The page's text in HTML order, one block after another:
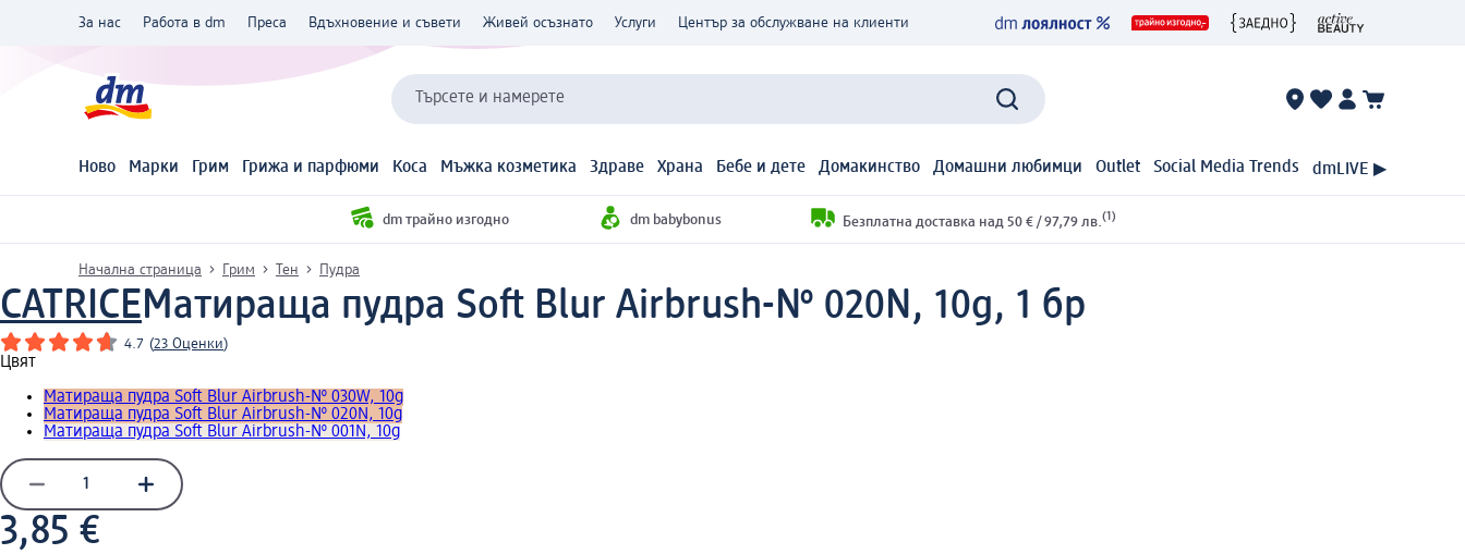
За нас Работа в dm Преса Вдъхновение и съвети Живей осъзнато Услуги Център за обслужване на клиенти
Търсете и намерете
Ново Марки Грим Грижа и парфюми Коса Мъжка козметика Здраве Храна Бебе и дете Домакинство Домашни любимци Outlet Social Media Trends dmLIVE ▶
dm трайно изгодно dm babybonus Безплатна доставка над 50 € / 97,79 лв. (1)
Начална страница Грим Тен Пудра
CATRICEМатираща пудра Soft Blur Airbrush-№ 020N, 10g, 1 бр
4.7 (23 Оценки)
Цвят
Матираща пудра Soft Blur Airbrush-№ 030W, 10g
Матираща пудра Soft Blur Airbrush-№ 020N, 10g
Матираща пудра Soft Blur Airbrush-№ 001N, 10g
3,85 €